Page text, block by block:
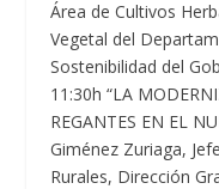
Área de Cultivos
Vegetal del
Sostenibilidad del
11:30h “LA
REGANTES EN EL
Giménez Zuriaga,
Rurales, Dirección